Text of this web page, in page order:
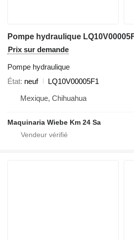
Prix sur demande
Pompe hydraulique
État neuf
LQ10V00005F1
Mexique, Chihuahua
Maquinaria Wiebe Km 24 Sa